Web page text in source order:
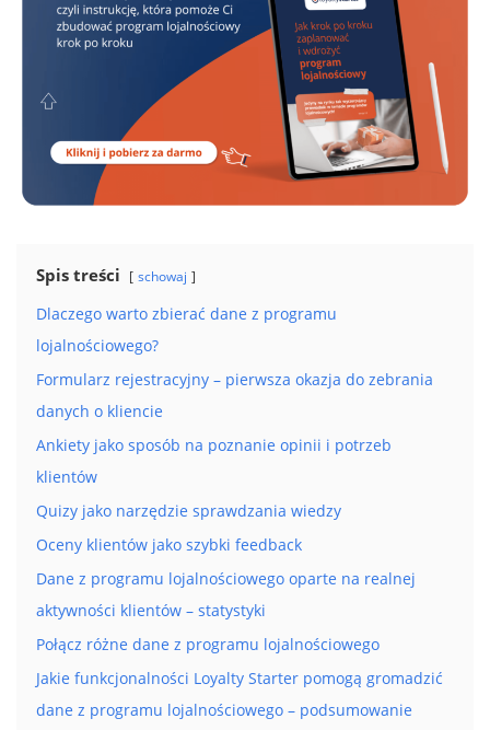
Spis treści schowaj
Dlaczego warto zbierać dane z programu
lojalnościowego?
Formularz rejestracyjny – pierwsza okazja do zebrania
danych o kliencie
Ankiety jako sposób na poznanie opinii i potrzeb
klientów
Quizy jako narzędzie sprawdzania wiedzy
Oceny klientów jako szybki feedback
Dane z programu lojalnościowego oparte na realnej
aktywności klientów – statystyki
Połącz różne dane z programu lojalnościowego
Jakie funkcjonalności Loyalty Starter pomogą gromadzić
dane z programu lojalnościowego – podsumowanie